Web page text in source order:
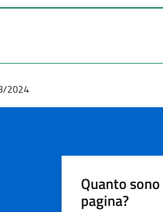
2024
Quanto
pagina?